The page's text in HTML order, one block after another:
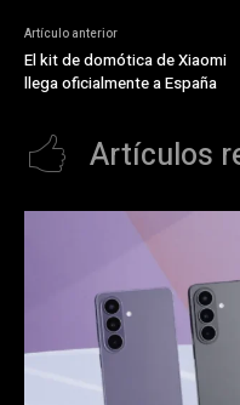
Artículo anterior
El kit de domótica de Xiaomi
llega oficialmente a España
Artículos